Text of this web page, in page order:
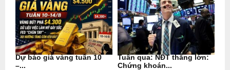
Dự báo giá vàng tuần 10
–...
Tuần qua: NĐT thắng lớn:
Chứng khoán...